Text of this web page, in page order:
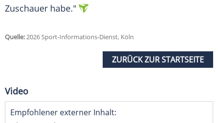
Zuschauer habe."
Quelle:2026 Sport-Informations-Dienst, Köln
ZURÜCK ZUR STARTSEITE
Video
Empfohlener externer Inhalt: